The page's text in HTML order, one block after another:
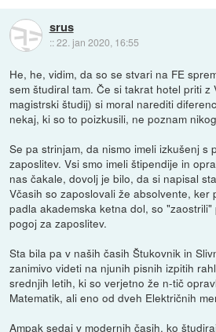
srus
::22. jan 2020, 16:55
He, he, vidim, da so se stvari na FE
sem študiral tam. Če si takrat hotel priti z
magistrski študij) si moral narediti
nekaj, ki so to poizkusili, ne poznam
Se pa strinjam, da nismo imeli izkušenj s
zaposlitev. Vsi smo imeli štipendije in
nas čakale, dovolj je bilo, da si napisal
Včasih so zaposlovali že absolvente, ker
padla akademska ketna dol, so
pogoj za zaposlitev.
Sta bila pa v naših časih Štukovnik in
zanimivo videti na njunih pisnih izpitih
srednjih letih, ki so verjetno že n-tič
Matematik, ali eno od dveh Električnih
Ampak sedaj v modernih časih, ko